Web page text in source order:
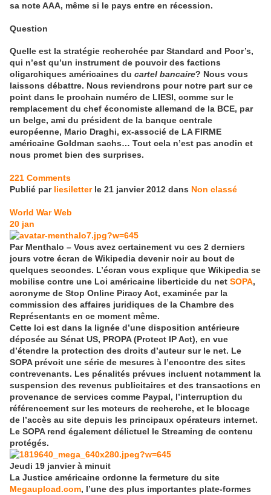
sa note AAA, même si le pays entre en récession.
Question
Quelle est la stratégie recherchée par Standard and Poor’s,
qui n’est qu’un instrument de pouvoir des factions
oligarchiques américaines du cartel bancaire? Nous vous
laissons débattre. Nous reviendrons pour notre part sur ce
point dans le prochain numéro de LIESI, comme sur le
remplacement du chef économiste allemand de la BCE, par
un belge, ami du président de la banque centrale
européenne, Mario Draghi, ex-associé de LA FIRME
américaine Goldman sachs… Tout cela n’est pas anodin et
nous promet bien des surprises.
221 Comments
Publié par liesiletterle 21 janvier 2012 dans Non classé
World War Web
20 jan
Par Menthalo – Vous avez certainement vu ces 2 derniers
jours votre écran de Wikipedia devenir noir au bout de
quelques secondes. L’écran vous explique que Wikipedia se
mobilise contre une Loi américaine liberticide du net SOPA,
acronyme de Stop Online Piracy Act, examinée par la
commission des affaires juridiques de la Chambre des
Représentants en ce moment même.
Cette loi est dans la lignée d’une disposition antérieure
déposée au Sénat US, PROPA (Protect IP Act), en vue
d’étendre la protection des droits d’auteur sur le net. Le
SOPA prévoit une série de mesures à l’encontre des sites
contrevenants. Les pénalités prévues incluent notamment la
suspension des revenus publicitaires et des transactions en
provenance de services comme Paypal, l’interruption du
référencement sur les moteurs de recherche, et le blocage
de l’accès au site depuis les principaux opérateurs internet.
Le SOPA rend également délictuel le Streaming de contenu
protégés.
Jeudi 19 janvier à minuit
La Justice américaine ordonne la fermeture du site
Megaupload.com, l’une des plus importantes plate-formes